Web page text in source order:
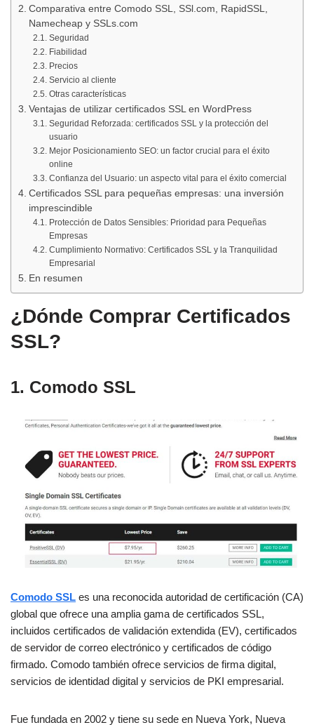
Comparativa entre Comodo SSL, SSl.com, RapidSSL,
Namecheap y SSLs.com
Seguridad
Fiabilidad
Precios
Servicio al cliente
Otras características
Ventajas de utilizar certificados SSL en WordPress
Seguridad Reforzada: certificados SSL y la protección del
usuario
Mejor Posicionamiento SEO: un factor crucial para el éxito
online
Confianza del Usuario: un aspecto vital para el éxito comercial
Certificados SSL para pequeñas empresas: una inversión
imprescindible
Protección de Datos Sensibles: Prioridad para Pequeñas
Empresas
Cumplimiento Normativo: Certificados SSL y la Tranquilidad
Empresarial
En resumen
¿Dónde Comprar Certificados
SSL?
1. Comodo SSL
Comodo SSL es una reconocida autoridad de certificación (CA)
global que ofrece una amplia gama de certificados SSL,
incluidos certificados de validación extendida (EV), certificados
de servidor de correo electrónico y certificados de código
firmado. Comodo también ofrece servicios de firma digital,
servicios de identidad digital y servicios de PKI empresarial.
Fue fundada en 2002 y tiene su sede en Nueva York, Nueva